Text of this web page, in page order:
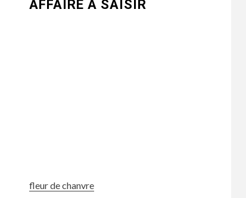
AFFAIRE À SAISIR
fleur de chanvre